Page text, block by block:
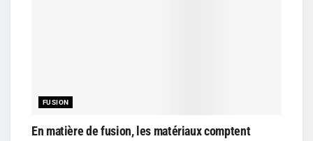
FUSION
En matière de fusion, les matériaux comptent